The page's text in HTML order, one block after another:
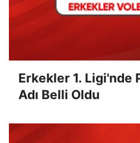
Erkekler 1. Ligi'nde
Adı Belli Oldu